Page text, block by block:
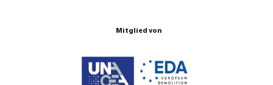
Mitglied von